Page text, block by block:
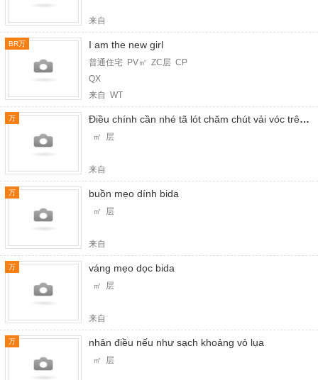
来自
BR万 I am the new girl
普通住宅 PV㎡ ZC层 CP
QX
来自 WT
万 Điều chính cần nhé tã lót chăm chút vải vóc trên bàn bida
㎡ 层
来自
万 buồn mẹo dính bida
㎡ 层
来自
万 váng mẹo dọc bida
㎡ 层
来自
万 nhân điều nếu như sạch khoảng vỏ lụa
㎡ 层